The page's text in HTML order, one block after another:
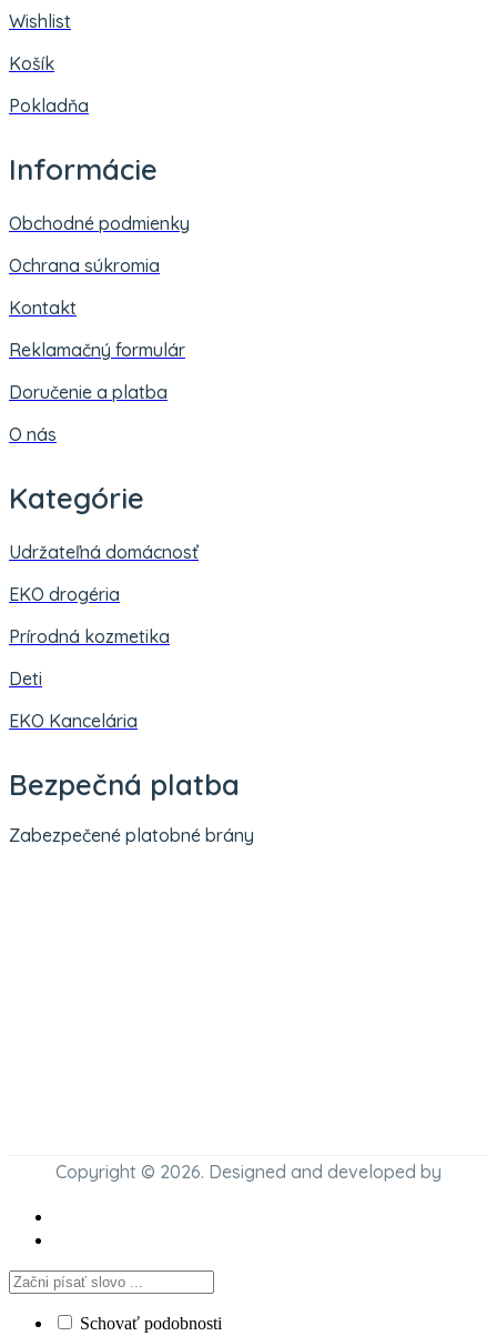
Wishlist
Košík
Pokladňa
Informácie
Obchodné podmienky
Ochrana súkromia
Kontakt
Reklamačný formulár
Doručenie a platba
O nás
Kategórie
Udržateľná domácnosť
EKO drogéria
Prírodná kozmetika
Deti
EKO Kancelária
Bezpečná platba
Zabezpečené platobné brány
Copyright © 2026. Designed and developed by
Schovať podobnosti